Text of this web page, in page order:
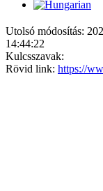
Utolsó módosítás:
14:44:22
Kulcsszavak:
Rövid link: https://